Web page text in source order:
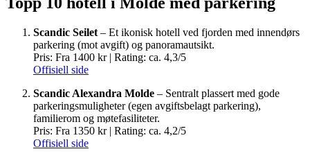
Scandic Seilet – Et ikonisk hotell ved fjorden med innendørs
parkering (mot avgift) og panoramautsikt.
Pris: Fra 1400 kr | Rating: ca. 4,3/5
Offisiell side
Scandic Alexandra Molde – Sentralt plassert med gode
parkeringsmuligheter (egen avgiftsbelagt parkering),
familierom og møtefasiliteter.
Pris: Fra 1350 kr | Rating: ca. 4,2/5
Offisiell side